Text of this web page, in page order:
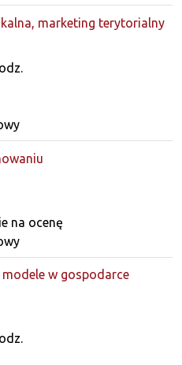
marketing terytorialny
na ocenę
w gospodarce